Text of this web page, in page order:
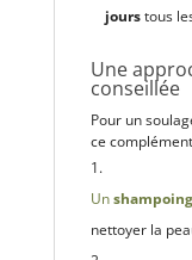
jourstous
Une
conseillée
Pour un
ce
Un
nettoyer la